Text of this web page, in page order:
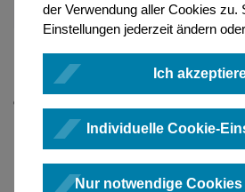
der Verwendung aller Cookies zu.
Einstellungen jederzeit ändern
Ich
Individuelle Cookie-
Nur notwendige Cookies
Betätigen Sie nun die Schaltfläche
erstellen
Es werden zwei Übersichten erzeugt,
heruntergeladen werden. Die
Excel- und PDF-Format zur Verfügung